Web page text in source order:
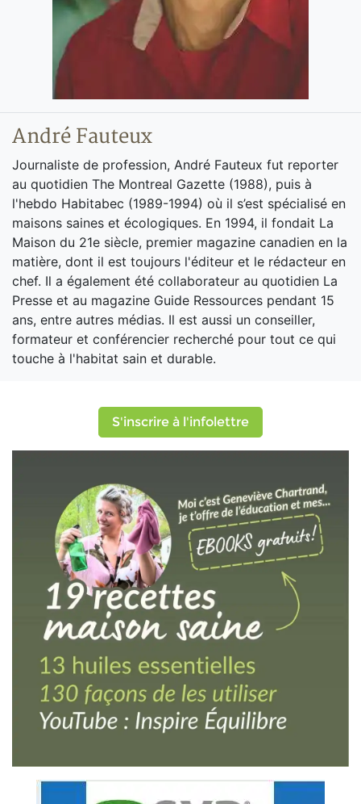
André Fauteux
Journaliste de profession, André Fauteux fut reporter
au quotidien The Montreal Gazette (1988), puis à
l'hebdo Habitabec (1989-1994) où il s’est spécialisé en
maisons saines et écologiques. En 1994, il fondait La
Maison du 21e siècle, premier magazine canadien en la
matière, dont il est toujours l'éditeur et le rédacteur en
chef. Il a également été collaborateur au quotidien La
Presse et au magazine Guide Ressources pendant 15
ans, entre autres médias. Il est aussi un conseiller,
formateur et conférencier recherché pour tout ce qui
touche à l'habitat sain et durable.
S'inscrire à l'infolettre